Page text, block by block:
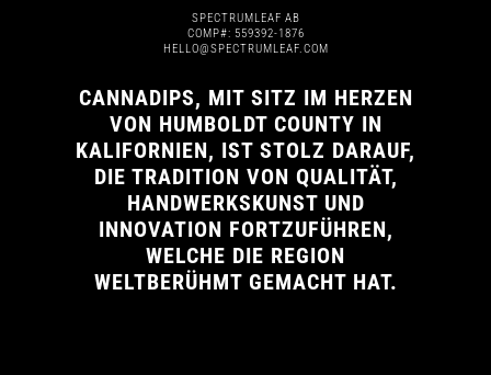
SPECTRUMLEAF AB
COMP#: 559392-1876
HELLO@SPECTRUMLEAF.COM
CANNADIPS, MIT SITZ IM HERZEN
VON HUMBOLDT COUNTY IN
KALIFORNIEN, IST STOLZ DARAUF,
DIE TRADITION VON QUALITÄT,
HANDWERKSKUNST UND
INNOVATION FORTZUFÜHREN,
WELCHE DIE REGION
WELTBERÜHMT GEMACHT HAT.